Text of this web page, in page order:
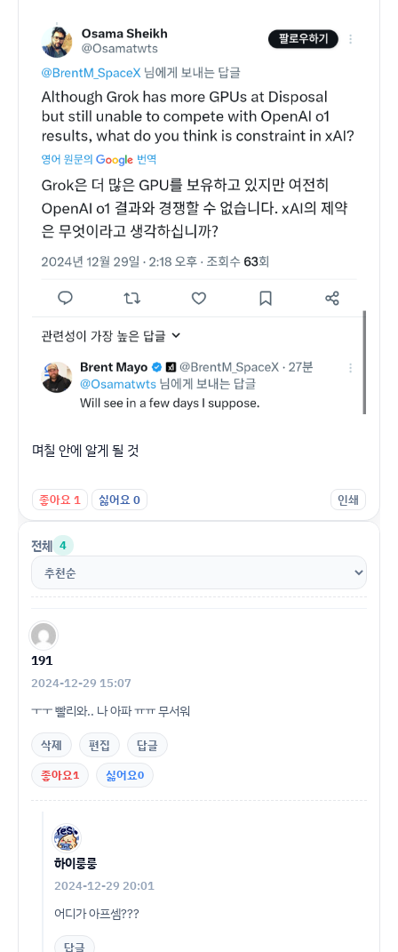
며칠 안에 알게 될 것
좋아요1 싫어요0 인쇄
전체 4
191
2024-12-29 15:07
ㅜㅜ 빨리와.. 나 아파 ㅠㅠ 무서워
삭제 편집
답글
좋아요1 싫어요0
하이룽룽
2024-12-29 20:01
어디가 아프셈???
답글